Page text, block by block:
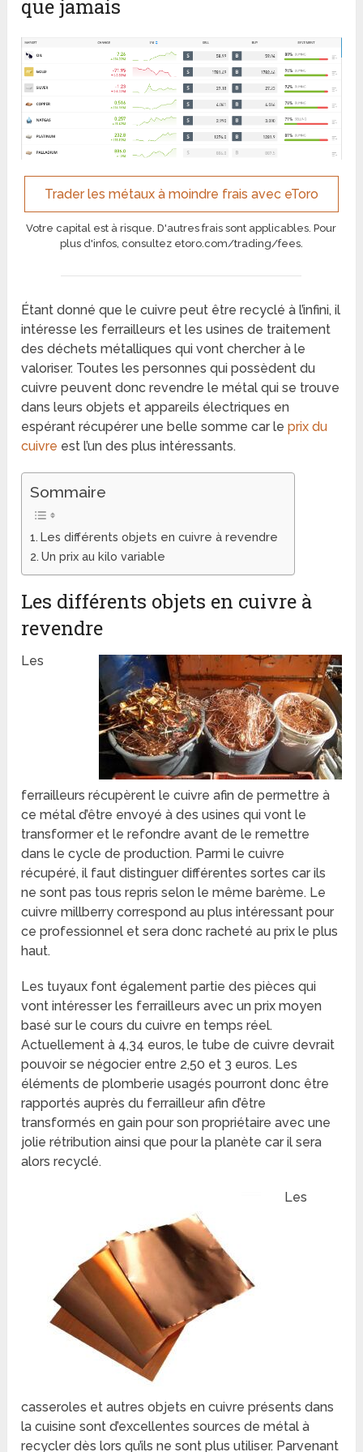
que jamais
Trader les métaux à moindre frais avec eToro
Votre capital est à risque. D'autres frais sont applicables. Pour
plus d'infos, consultez etoro.com/trading/fees.
Étant donné que le cuivre peut être recyclé à l’infini, il
intéresse les ferrailleurs et les usines de traitement
des déchets métalliques qui vont chercher à le
valoriser. Toutes les personnes qui possèdent du
cuivre peuvent donc revendre le métal qui se trouve
dans leurs objets et appareils électriques en
espérant récupérer une belle somme car leprix du
cuivre est l’un des plus intéressants.
Sommaire
Les différents objets en cuivre à revendre
Un prix au kilo variable
Les différents objets en cuivre à
revendre
Les
ferrailleurs récupèrent le cuivre afin de permettre à
ce métal d’être envoyé à des usines qui vont le
transformer et le refondre avant de le remettre
dans le cycle de production. Parmi le cuivre
récupéré, il faut distinguer différentes sortes car ils
ne sont pas tous repris selon le même barème. Le
cuivre millberry correspond au plus intéressant pour
ce professionnel et sera donc racheté au prix le plus
haut.
Les tuyaux font également partie des pièces qui
vont intéresser les ferrailleurs avec un prix moyen
basé sur le cours du cuivre en temps réel.
Actuellement à 4,34 euros, le tube de cuivre devrait
pouvoir se négocier entre 2,50 et 3 euros. Les
éléments de plomberie usagés pourront donc être
rapportés auprès du ferrailleur afin d’être
transformés en gain pour son propriétaire avec une
jolie rétribution ainsi que pour la planète car il sera
alors recyclé.
Les
casseroles et autres objets en cuivre présents dans
la cuisine sont d’excellentes sources de métal à
recycler dès lors qu’ils ne sont plus utiliser. Parvenant